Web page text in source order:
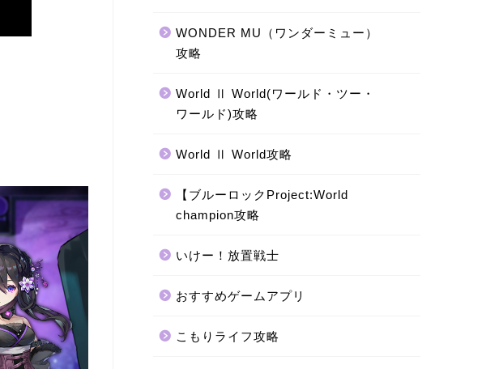
WONDER MU（ワンダーミュー）
攻略
World Ⅱ World(ワールド・ツー・
ワールド)攻略
World Ⅱ World攻略
【ブルーロックProject:World
champion攻略
いけー！放置戦士
おすすめゲームアプリ
こもりライフ攻略